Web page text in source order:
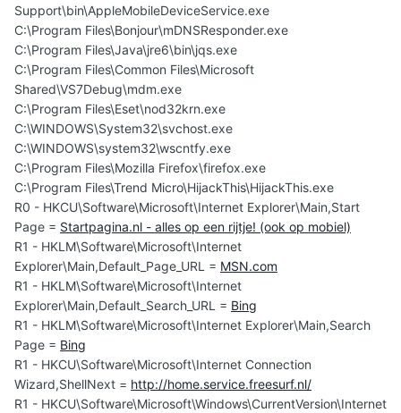
Support\bin\AppleMobileDeviceService.exe
C:\Program Files\Bonjour\mDNSResponder.exe
C:\Program Files\Java\jre6\bin\jqs.exe
C:\Program Files\Common Files\Microsoft
Shared\VS7Debug\mdm.exe
C:\Program Files\Eset\nod32krn.exe
C:\WINDOWS\System32\svchost.exe
C:\WINDOWS\system32\wscntfy.exe
C:\Program Files\Mozilla Firefox\firefox.exe
C:\Program Files\Trend Micro\HijackThis\HijackThis.exe
R0 - HKCU\Software\Microsoft\Internet Explorer\Main,Start
Page = Startpagina.nl - alles op een rijtje! (ook op mobiel)
R1 - HKLM\Software\Microsoft\Internet
Explorer\Main,Default_Page_URL = MSN.com
R1 - HKLM\Software\Microsoft\Internet
Explorer\Main,Default_Search_URL = Bing
R1 - HKLM\Software\Microsoft\Internet Explorer\Main,Search
Page = Bing
R1 - HKCU\Software\Microsoft\Internet Connection
Wizard,ShellNext = http://home.service.freesurf.nl/
R1 - HKCU\Software\Microsoft\Windows\CurrentVersion\Internet